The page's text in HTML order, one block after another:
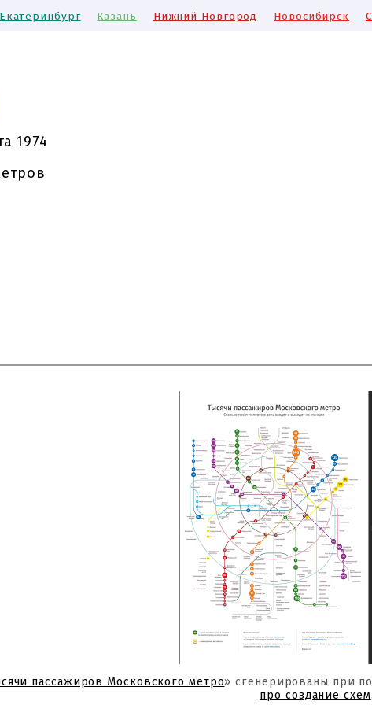
Екатеринбург Казань Нижний Новгород Новосибирск
1974
пассажиров Московского метро» сгенерированы при
про создание схем.